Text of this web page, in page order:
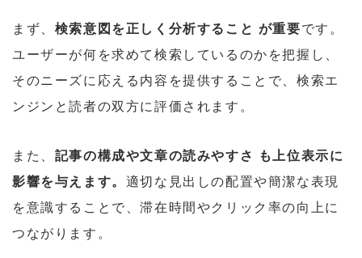
まず、 検索意図を正しく分析すること が重要です。
ユーザーが何を求めて検索しているのかを把握し、
そのニーズに応える内容を提供することで、検索エ
ンジンと読者の双方に評価されます。
また、 記事の構成や文章の読みやすさ も上位表示に
影響を与えます。 適切な見出しの配置や簡潔な表現
を意識することで、滞在時間やクリック率の向上に
つながります。